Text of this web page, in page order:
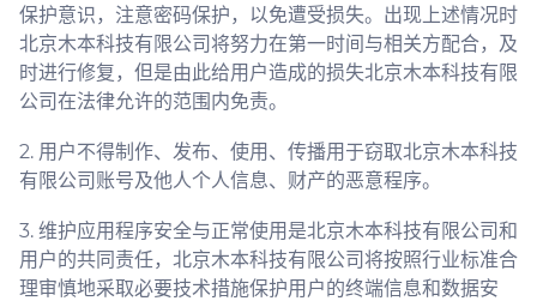
保护意识，注意密码保护，以免遭受损失。出现上述情况时
北京木本科技有限公司将努力在第一时间与相关方配合，及
时进行修复，但是由此给用户造成的损失北京木本科技有限
公司在法律允许的范围内免责。
2. 用户不得制作、发布、使用、传播用于窃取北京木本科技
有限公司账号及他人个人信息、财产的恶意程序。
3. 维护应用程序安全与正常使用是北京木本科技有限公司和
用户的共同责任，北京木本科技有限公司将按照行业标准合
理审慎地采取必要技术措施保护用户的终端信息和数据安